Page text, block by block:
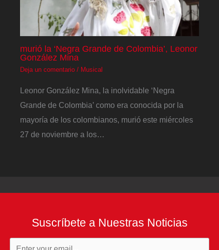
murió la ‘Negra Grande de Colombia’, Leonor
González Mina
Deja un comentario / Musical
Leonor González Mina, la inolvidable ‘Negra
Grande de Colombia’ como era conocida por la
mayoría de los colombianos, murió este miércoles
27 de noviembre a los…
Suscríbete a Nuestras Noticias